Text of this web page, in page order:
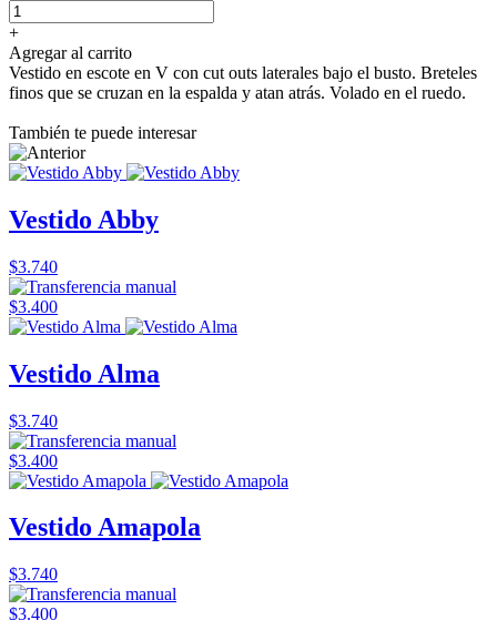
+
Agregar al carrito
Vestido en escote en V con cut outs laterales bajo el busto. Breteles
finos que se cruzan en la espalda y atan atrás. Volado en el ruedo.
También te puede interesar
Vestido Abby
$3.740
$3.400
Vestido Alma
$3.740
$3.400
Vestido Amapola
$3.740
$3.400